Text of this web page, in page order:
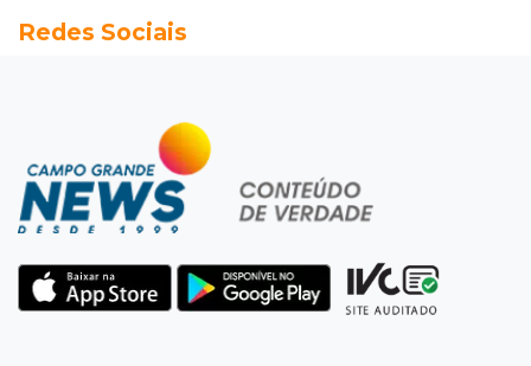
Do 1º prêmio às dívidas, jogadores relatam
Fomento
Com só 1,3% do crédito de inovação da Finep,
indústria de MS pede espaço
TÁON: Materne reúne ciência, acolhimento e
famílias
Redes Sociais